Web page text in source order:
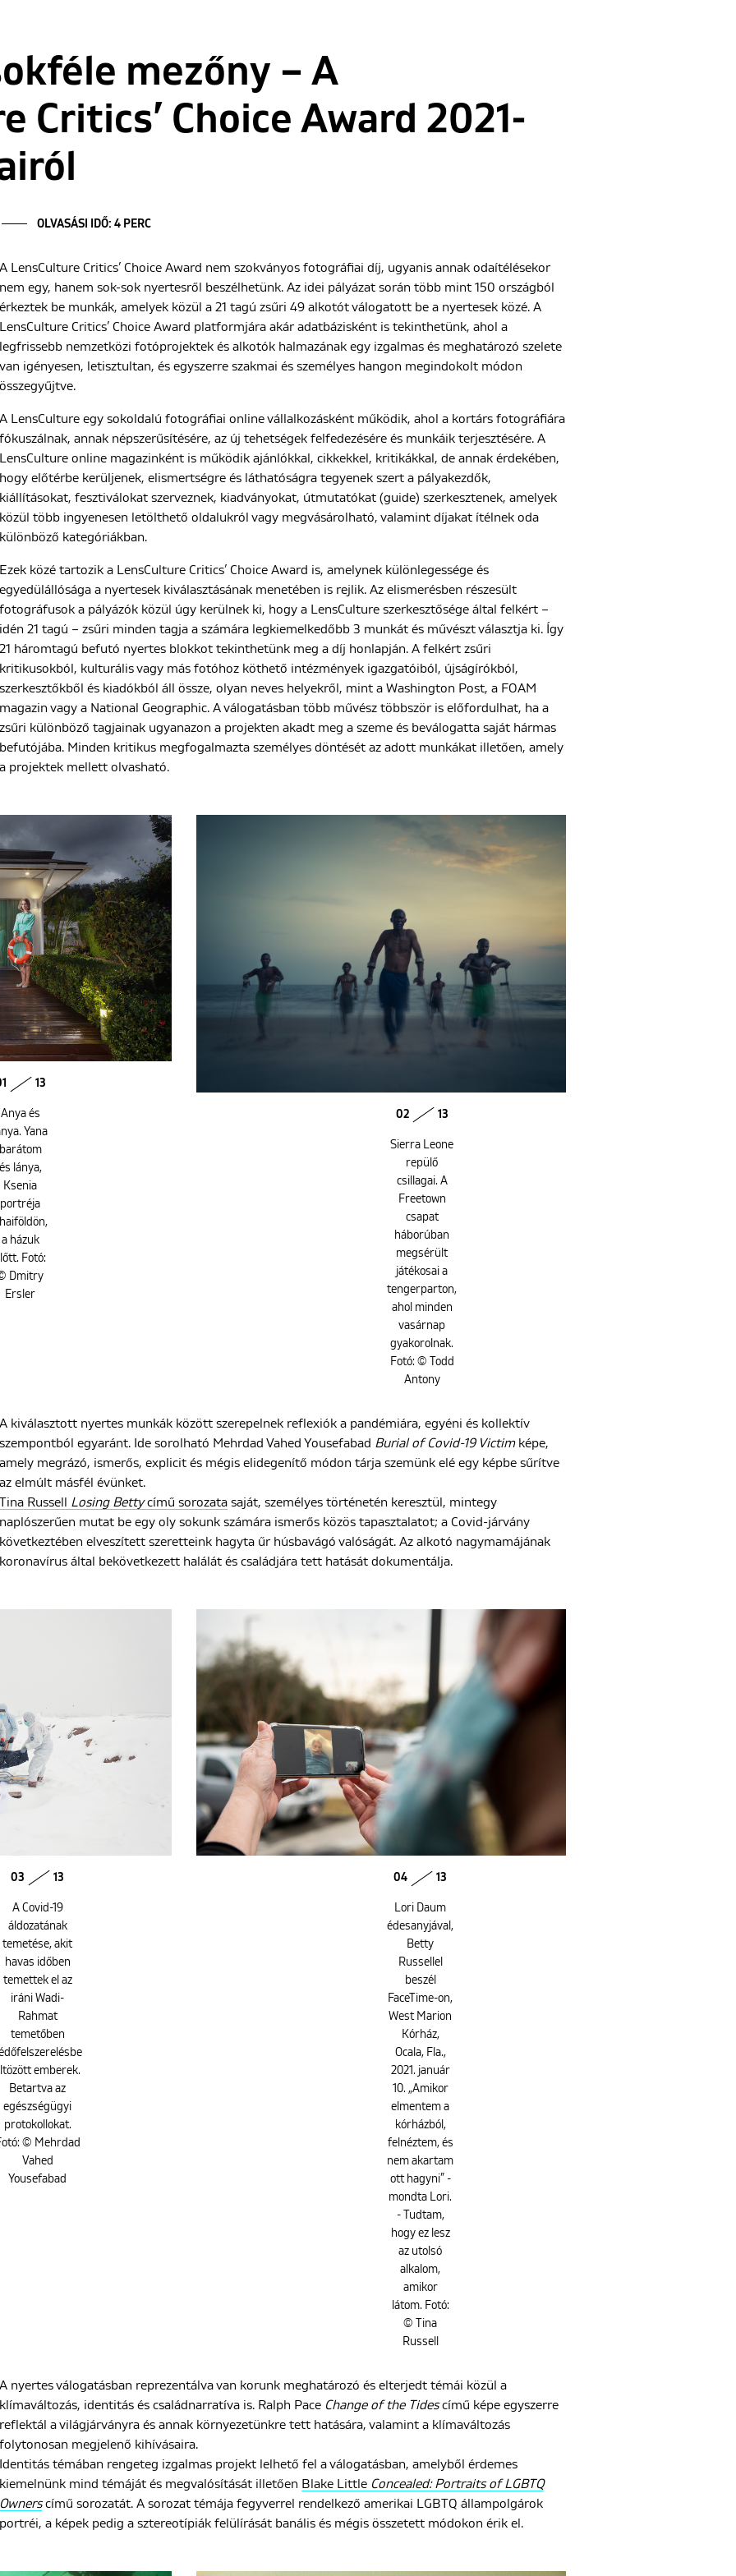
mezőny – A
Critics’ Choice Award 2021-
OLVASÁSI IDŐ: 4 PERC
A LensCulture Critics’ Choice Award nem szokványos fotográfiai díj, ugyanis annak odaítélésekor
nem egy, hanem sok-sok nyertesről beszélhetünk. Az idei pályázat során több mint 150 országból
érkeztek be munkák, amelyek közül a 21 tagú zsűri 49 alkotót válogatott be a nyertesek közé. A
LensCulture Critics’ Choice Award platformjára akár adatbázisként is tekinthetünk, ahol a
legfrissebb nemzetközi fotóprojektek és alkotók halmazának egy izgalmas és meghatározó szelete
van igényesen, letisztultan, és egyszerre szakmai és személyes hangon megindokolt módon
összegyűjtve.
A LensCulture egy sokoldalú fotográfiai online vállalkozásként működik, ahol a kortárs fotográfiára
fókuszálnak, annak népszerűsítésére, az új tehetségek felfedezésére és munkáik terjesztésére. A
LensCulture online magazinként is működik ajánlókkal, cikkekkel, kritikákkal, de annak érdekében,
hogy előtérbe kerüljenek, elismertségre és láthatóságra tegyenek szert a pályakezdők,
kiállításokat, fesztiválokat szerveznek, kiadványokat, útmutatókat (guide) szerkesztenek, amelyek
közül több ingyenesen letölthető oldalukról vagy megvásárolható, valamint díjakat ítélnek oda
különböző kategóriákban.
Ezek közé tartozik a LensCulture Critics’ Choice Award is, amelynek különlegessége és
egyedülállósága a nyertesek kiválasztásának menetében is rejlik. Az elismerésben részesült
fotográfusok a pályázók közül úgy kerülnek ki, hogy a LensCulture szerkesztősége által felkért –
idén 21 tagú – zsűri minden tagja a számára legkiemelkedőbb 3 munkát és művészt választja ki. Így
21 háromtagú befutó nyertes blokkot tekinthetünk meg a díj honlapján. A felkért zsűri
kritikusokból, kulturális vagy más fotóhoz köthető intézmények igazgatóiból, újságírókból,
szerkesztőkből és kiadókból áll össze, olyan neves helyekről, mint a Washington Post, a FOAM
magazin vagy a National Geographic. A válogatásban több művész többször is előfordulhat, ha a
zsűri különböző tagjainak ugyanazon a projekten akadt meg a szeme és beválogatta saját hármas
befutójába. Minden kritikus megfogalmazta személyes döntését az adott munkákat illetően, amely
a projektek mellett olvasható.
13
Anya és
Yana
barátom
és lánya,
Ksenia
portréja
a házuk
Fotó:
Dmitry
Ersler
02 13
Sierra Leone
repülő
csillagai. A
Freetown
csapat
háborúban
megsérült
játékosai a
tengerparton,
ahol minden
vasárnap
gyakorolnak.
Fotó: © Todd
Antony
A kiválasztott nyertes munkák között szerepelnek reflexiók a pandémiára, egyéni és kollektív
szempontból egyaránt. Ide sorolható Mehrdad Vahed Yousefabad Burial of Covid-19 Victimképe,
amely megrázó, ismerős, explicit és mégis elidegenítő módon tárja szemünk elé egy képbe sűrítve
az elmúlt másfél évünket.
Tina Russell Losing Bettycímű sorozata saját, személyes történetén keresztül, mintegy
naplószerűen mutat be egy oly sokunk számára ismerős közös tapasztalatot; a Covid-járvány
következtében elveszített szeretteink hagyta űr húsbavágó valóságát. Az alkotó nagymamájának
koronavírus által bekövetkezett halálát és családjára tett hatását dokumentálja.
03 13
A Covid-19
áldozatának
temetése, akit
havas időben
temettek el az
iráni Wadi-
Rahmat
temetőben
emberek.
Betartva az
egészségügyi
protokollokat.
© Mehrdad
Vahed
Yousefabad
04 13
Lori Daum
édesanyjával,
Betty
Russellel
beszél
FaceTime-on,
West Marion
Kórház,
Ocala, Fla.,
2021. január
10. „Amikor
elmentem a
kórházból,
felnéztem, és
nem akartam
ott hagyni” -
mondta Lori.
- Tudtam,
hogy ez lesz
az utolsó
alkalom,
amikor
látom. Fotó:
© Tina
Russell
A nyertes válogatásban reprezentálva van korunk meghatározó és elterjedt témái közül a
klímaváltozás, identitás és családnarratíva is. Ralph Pace Change of the Tidescímű képe egyszerre
reflektál a világjárványra és annak környezetünkre tett hatására, valamint a klímaváltozás
folytonosan megjelenő kihívásaira.
Identitás témában rengeteg izgalmas projekt lelhető fel a válogatásban, amelyből érdemes
kiemelnünk mind témáját és megvalósítását illetően Blake Little Concealed: Portraits of LGBTQ
Ownerscímű sorozatát. A sorozat témája fegyverrel rendelkező amerikai LGBTQ állampolgárok
portréi, a képek pedig a sztereotípiák felülírását banális és mégis összetett módokon érik el.